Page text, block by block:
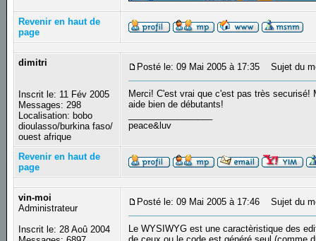
Revenir en haut de
page
dimitri
Inscrit le: 11 Fév 2005
Messages: 298
Localisation: bobo
dioulasso/burkina faso/
ouest afrique
Posté le: 09 Mai 2005 à 17:35 Sujet du
Merci! C'est vrai que c'est pas très
aide bien de débutants!
peace&luv
Revenir en haut de
page
vin-moi
Administrateur
Inscrit le: 28 Aoû 2004
Posté le: 09 Mai 2005 à 17:46 Sujet du
Le WYSIWYG est une caractèristique des